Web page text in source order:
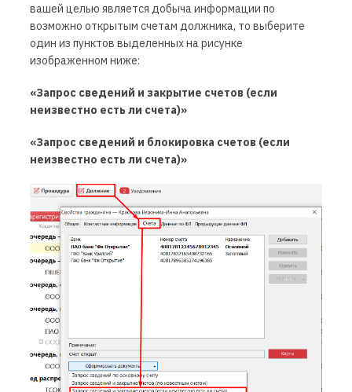
вашей целью является добыча информации по
возможно открытым счетам должника, то выберите
один из пунктов выделенных на рисунке
изображенном ниже:
«Запрос сведений и закрытие счетов (если
неизвестно есть ли счета)»
«Запрос сведений и блокировка счетов (если
неизвестно есть ли счета)»